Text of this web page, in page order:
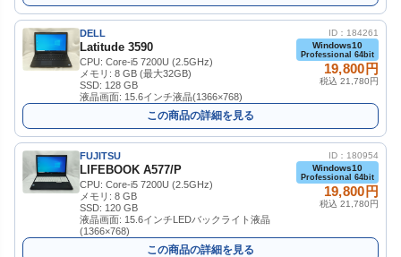
DELL
Latitude 3590
CPU: Core-i5 7200U (2.5GHz)
メモリ: 8 GB (最大32GB)
SSD: 128 GB
液晶画面: 15.6インチ液晶(1366×768)
ID：184261
Windows10
Professional 64bit
19,800円
税込 21,780円
この商品の詳細を見る
FUJITSU
LIFEBOOK A577/P
CPU: Core-i5 7200U (2.5GHz)
メモリ: 8 GB
SSD: 120 GB
液晶画面: 15.6インチLEDバックライト液晶
(1366×768)
ID：180954
Windows10
Professional 64bit
19,800円
税込 21,780円
この商品の詳細を見る